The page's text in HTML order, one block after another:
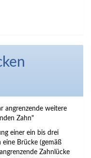
angrenzende weitere
Zahn"
einer ein bis drei
Brücke (gemäß
Zahnlücke